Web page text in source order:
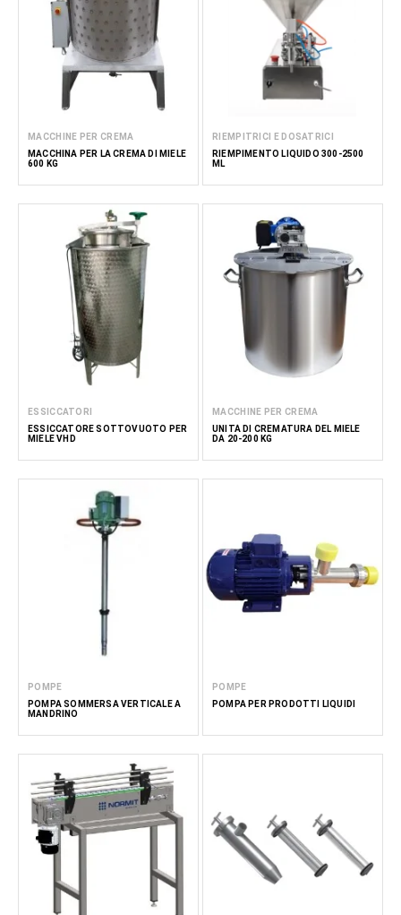
MACCHINE PER CREMA
MACCHINA PER LA CREMA DI MIELE
600 KG
RIEMPITRICI E DOSATRICI
RIEMPIMENTO LIQUIDO 300-2500
ML
ESSICCATORI
ESSICCATORE SOTTOVUOTO PER
MIELE VHD
MACCHINE PER CREMA
UNITÀ DI CREMATURA DEL MIELE
DA 20-200 KG
POMPE
POMPA SOMMERSA VERTICALE A
MANDRINO
POMPE
POMPA PER PRODOTTI LIQUIDI